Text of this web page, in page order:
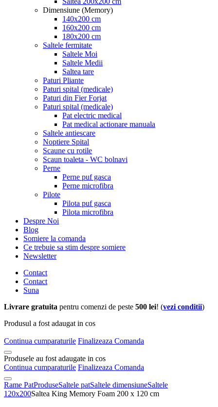
Dimensiune (Memory)
140x200 cm
160x200 cm
180x200 cm
Saltele fermitate
Saltele Moi
Saltele Medii
Saltea tare
Paturi Pliante
Paturi spital (medicale)
Paturi din Fier Forjat
Paturi spital (medicale)
Pat electric medical
Pat medical actionare manuala
Saltele antiescare
Noptiere Spital
Scaune cu rotile
Scaun toaleta - WC bolnavi
Perne
Perne puf gasca
Perne microfibra
Pilote
Pilota puf gasca
Pilota microfibra
Despre Noi
Blog
Somiere la comanda
Ce trebuie sa stim despre somiere
Newsletter
Contact
Contact
Suna
Livrare gratuita pentru comenzi de peste 500 lei! (vezi conditii)
Produsul a fost adaugat in cos
Continua cumparaturile Finalizeaza Comanda
Produsele au fost adaugate in cos
Continua cumparaturile Finalizeaza Comanda
Rame PatProduseSaltele patSaltele dimensiuneSaltele
120x200Saltea King Memory Foam 200 x 120 cm